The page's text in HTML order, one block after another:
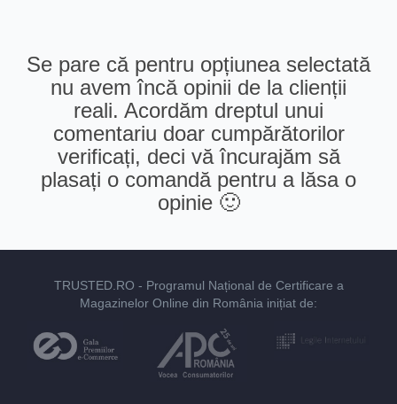
Se pare că pentru opțiunea selectată
nu avem încă opinii de la clienții
reali. Acordăm dreptul unui
comentariu doar cumpărătorilor
verificați, deci vă încurajăm să
plasați o comandă pentru a lăsa o
opinie 🙂
TRUSTED.RO - Programul Național de Certificare a
Magazinelor Online din România inițiat de: